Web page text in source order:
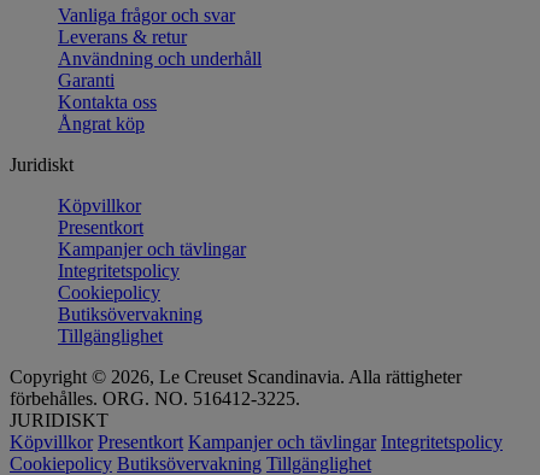
Vanliga frågor och svar
Leverans & retur
Användning och underhåll
Garanti
Kontakta oss
Ångrat köp
Juridiskt
Köpvillkor
Presentkort
Kampanjer och tävlingar
Integritetspolicy
Cookiepolicy
Butiksövervakning
Tillgänglighet
Copyright © 2026, Le Creuset Scandinavia. Alla rättigheter
förbehålles. ORG. NO. 516412-3225.
JURIDISKT
Köpvillkor Presentkort Kampanjer och tävlingar Integritetspolicy
Cookiepolicy Butiksövervakning Tillgänglighet